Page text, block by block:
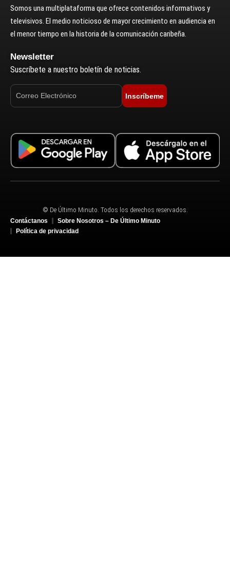
Somos una multiplataforma que ofrece contenidos informativos y
televisivos. El medio noticioso de mayor crecimiento en audiencia en
el menor tiempo en la historia de la comunicación caribeña.
Newsletter
Suscríbete a nuestro boletín de noticias.
Inscríbeme
© De Último Minuto. Todos los derechos reservados.
Contáctanos
Sobre Nosotros – De Último Minuto
Política de privacidad